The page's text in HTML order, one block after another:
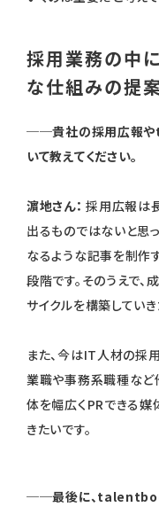
採用業務の中
な仕組みの提
──貴社の採用広報
いて教えてください。
濵地さん： 採用広報は
出るものではないと思
なるような記事を制作
段階です。そのうえで
サイクルを構築していき
また、今はIT人材の採
業職や事務系職種など
体を幅広くPRできる媒
きたいです。
──最後に、